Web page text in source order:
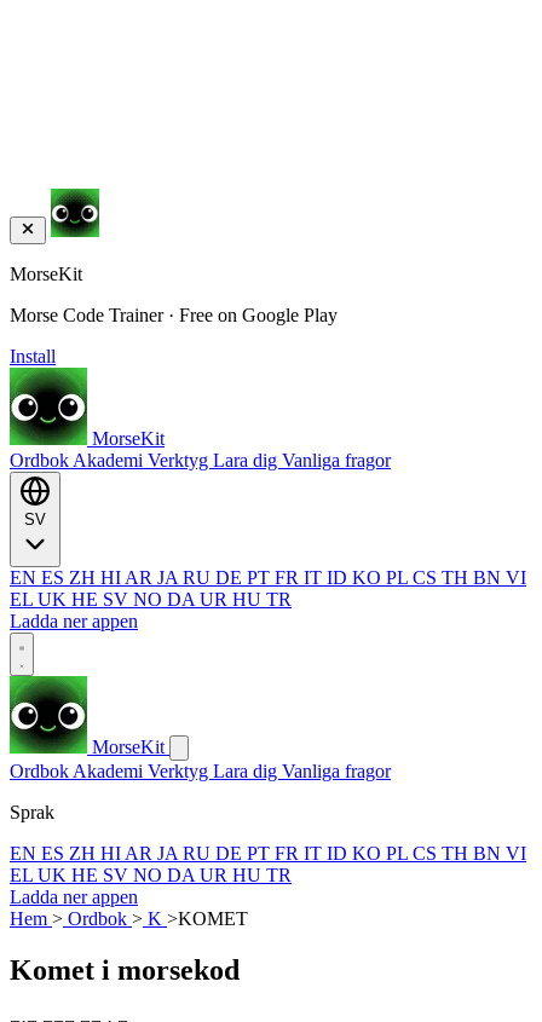
MorseKit
Morse Code Trainer · Free on Google Play
Install
MorseKit
Ordbok Akademi Verktyg Lara dig Vanliga fragor
EN ES ZH HI AR JA RU DE PT FR IT ID KO PL CS TH BN VI
EL UK HE SV NO DA UR HU TR
Ladda ner appen
MorseKit
Ordbok Akademi Verktyg Lara dig Vanliga fragor
Sprak
EN ES ZH HI AR JA RU DE PT FR IT ID KO PL CS TH BN VI
EL UK HE SV NO DA UR HU TR
Ladda ner appen
Hem > Ordbok > K >KOMET
Komet i morsekod